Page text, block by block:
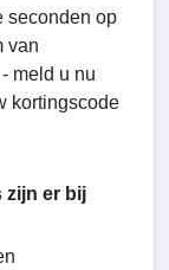
seconden op
van
meld u nu
kortingscode
zijn er bij